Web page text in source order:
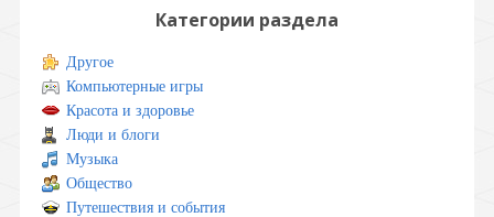
Категории раздела
Другое
Компьютерные игры
Красота и здоровье
Люди и блоги
Музыка
Общество
Путешествия и события